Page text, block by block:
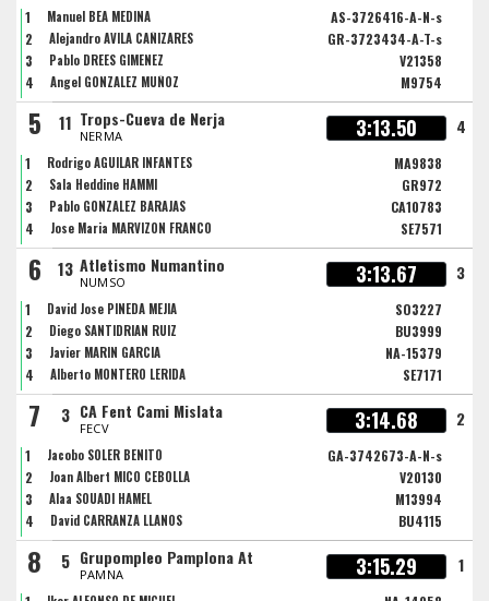
1 Manuel BEA MEDINA
AS-3726416-A-N-s
2
Alejandro AVILA CAÑIZARES
GR-3723434-A-T-s
3
Pablo DREES GIMENEZ
V21358
4
Angel GONZALEZ MUÑOZ M9754
5 11 Trops-Cueva de Nerja
NERMA 3:13.50 4
1 Rodrigo AGUILAR INFANTES
MA9838
2
Sala Heddine HAMMI
GR972
3
Pablo GONZALEZ BARAJAS
CA10783
4
Jose Maria MARVIZON FRANCO SE7571
6 13 Atletismo Numantino
NUMSO 3:13.67 3
1 David Jose PINEDA MEJIA
SO3227
2
Diego SANTIDRIAN RUIZ
BU3999
3
Javier MARIN GARCIA
NA-15379
4
Alberto MONTERO LERIDA SE7171
7 3 CA Fent Cami Mislata
FECV 3:14.68 2
1 Jacobo SOLER BENITO
GA-3742673-A-N-s
2
Joan Albert MICO CEBOLLA
V20130
3
Alaa SOUADI HAMEL
M13994
4
David CARRANZA LLANOS BU4115
8 5 Grupompleo Pamplona At
PAMNA 3:15.29 1